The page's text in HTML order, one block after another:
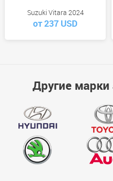
Suzuki Vitara 2024
от 237 USD
Другие